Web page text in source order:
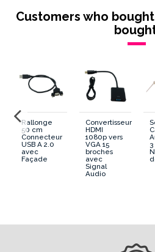
Panel Bois/Metal/PVC
PCB ou Microswitch
Boule ou Poire
Availability date: 2018-10-15
Customers who
Rallonge
50 cm
Connecteur
USB A 2.0
avec
Façade
Convertisseur
HDMI
1080p vers
VGA 15
broches
avec
Signal
Audio